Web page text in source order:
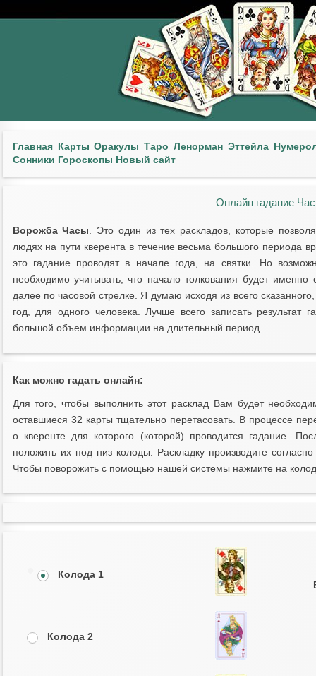
Главная Карты Оракулы Таро Ленорман Эттейла
Сонники Гороскопы Новый сайт
Онлайн гадание
Ворожба Часы . Это один из тех раскладов, которые
людях на пути кверента в течение весьма большого периода
это гадание проводят в начале года, на святки. Но
необходимо учитывать, что начало толкования будет
далее по часовой стрелке. Я думаю исходя из всего
год, для одного человека. Лучше всего записать результат
большой объем информации на длительный период.
Как можно гадать онлайн:
Для того, чтобы выполнить этот расклад Вам будет
оставшиеся 32 карты тщательно перетасовать. В процессе
о кверенте для которого (которой) проводится гадание.
положить их под низ колоды. Раскладку производите
Чтобы поворожить с помощью нашей системы нажмите на
Колода 1
Колода 2